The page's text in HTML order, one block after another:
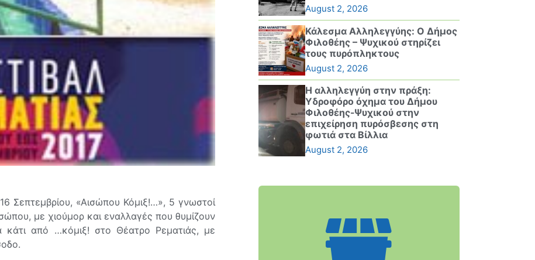
Σεπτεμβρίου, «Αισώπου Κόμιξ!…», 5 γνωστοί
με χιούμορ και εναλλαγές που θυμίζουν
κάτι από …κόμιξ! στο Θέατρο Ρεματιάς, με
August 2, 2026
Κάλεσμα Αλληλεγγύης: Ο Δήμος
Φιλοθέης – Ψυχικού στηρίζει
τους πυρόπληκτους
August 2, 2026
Η αλληλεγγύη στην πράξη:
Υδροφόρο όχημα του Δήμου
Φιλοθέης-Ψυχικού στην
επιχείρηση πυρόσβεσης στη
φωτιά στα Βίλλια
August 2, 2026